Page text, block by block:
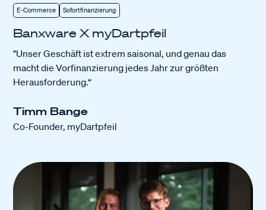
E-Commerce Sofortfinanzierung
Banxware X myDartpfeil
"Unser Geschäft ist extrem saisonal, und genau das
macht die Vorfinanzierung jedes Jahr zur größten
Herausforderung.“
Timm Bange
Co-Founder, myDartpfeil